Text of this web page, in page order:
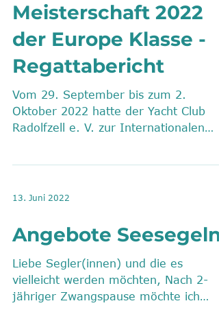
Meisterschaft 2022
der Europe Klasse -
Regattabericht
Vom 29. September bis zum 2.
Oktober 2022 hatte der Yacht Club
Radolfzell e. V. zur Internationalen
13. Juni 2022
Angebote Seesegeln
Liebe Segler(innen) und die es
vielleicht werden möchten, Nach 2-
jähriger Zwangspause möchte ich